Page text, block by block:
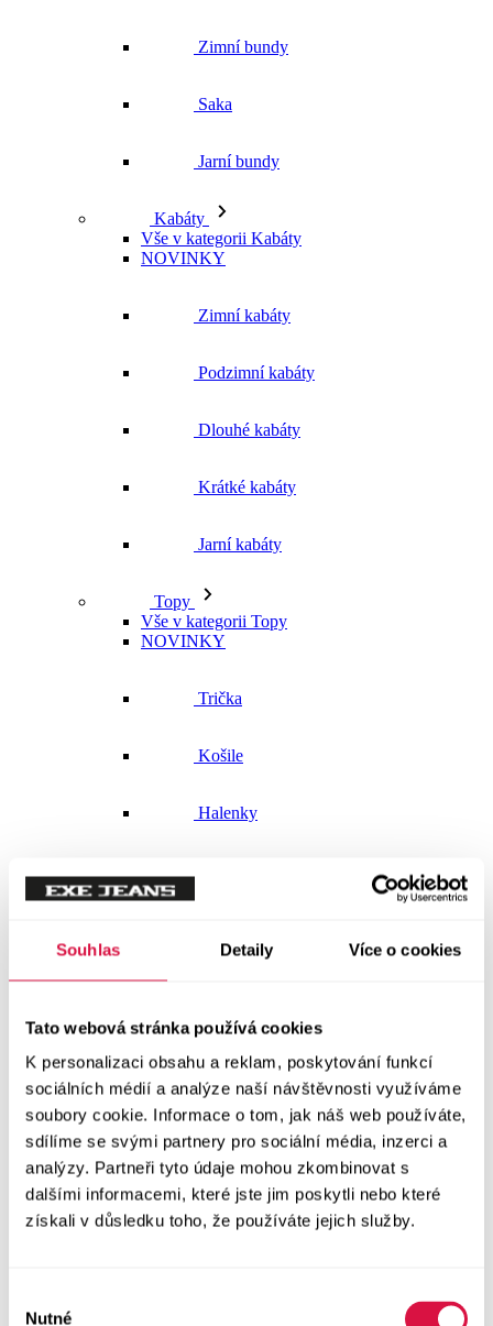
Souhlas Detaily Více o cookies
Tato webová stránka používá cookies
K personalizaci obsahu a reklam, poskytování funkcí
sociálních médií a analýze naší návštěvnosti využíváme
soubory cookie. Informace o tom, jak náš web používáte,
sdílíme se svými partnery pro sociální média, inzerci a
analýzy. Partneři tyto údaje mohou zkombinovat s
dalšími informacemi, které jste jim poskytli nebo které
získali v důsledku toho, že používáte jejich služby.
Nutné
Zimní bundy
Saka
Jarní bundy
Kabáty
Vše v kategorii Kabáty
NOVINKY
Zimní kabáty
Podzimní kabáty
Dlouhé kabáty
Krátké kabáty
Jarní kabáty
Topy
Vše v kategorii Topy
NOVINKY
Trička
Košile
Halenky
Vše v kategorii Svetry a mikiny
Mikiny
Svetry
Šaty a sukně
Vše v kategorii Šaty a sukně
NOVINKY
Letní šaty